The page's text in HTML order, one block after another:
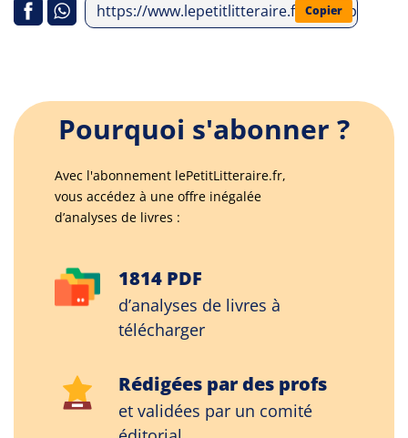
https://www.lepetitlitteraire.fr/index.php/
Copier
Pourquoi s'abonner ?
Avec l'abonnement lePetitLitteraire.fr,
vous accédez à une offre inégalée
d’analyses de livres :
1814 PDF
d’analyses de livres à
télécharger
Rédigées par des profs
et validées par un comité